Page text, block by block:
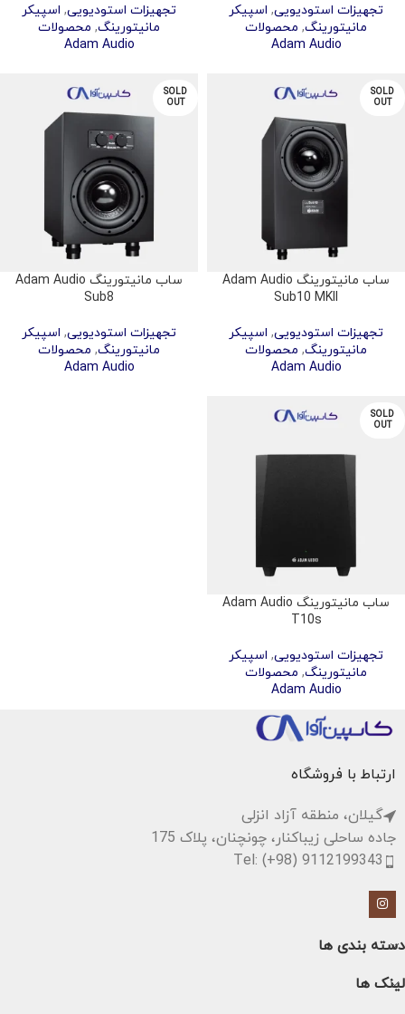
تجهیزات استودیویی, اسپیکر
مانیتورینگ, محصولات
Adam Audio
تجهیزات استودیویی, اسپیکر
مانیتورینگ, محصولات
Adam Audio
SOLD
OUT
ساب مانیتورینگ Adam Audio
Sub10 MKII
تجهیزات استودیویی, اسپیکر
مانیتورینگ, محصولات
Adam Audio
SOLD
OUT
ساب مانیتورینگ Adam Audio
Sub8
تجهیزات استودیویی, اسپیکر
مانیتورینگ, محصولات
Adam Audio
SOLD
OUT
ساب مانیتورینگ Adam Audio
T10s
تجهیزات استودیویی, اسپیکر
مانیتورینگ, محصولات
Adam Audio
ارتباط با فروشگاه
گیلان، منطقه آزاد انزلی
جاده ساحلی زیباکنار، چونچنان، پلاک 175
Tel: (+98) 9112199343
دسته بندی ها
لینک ها